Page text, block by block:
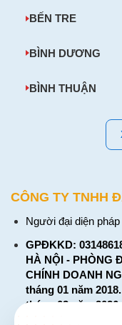
BẾN TRE
BÌNH DƯƠNG
BÌNH THUẬN
CÔNG TY TNHH
Người đại diện
GPĐKKD:
HÀ NỘI - PHÒNG
CHÍNH DOANH
tháng 01 năm
tháng 03 năm 2026